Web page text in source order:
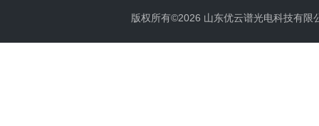
版权所有©2026 山东优云谱光电科技有